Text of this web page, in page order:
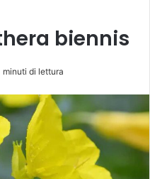
biennis
minuti di lettura